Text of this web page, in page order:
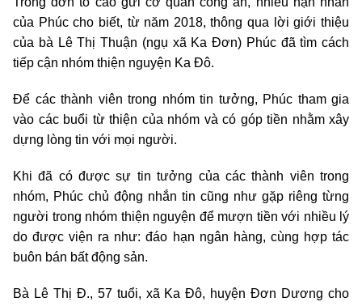
của Phúc cho biết, từ năm 2018, thông qua lời giới thiệu
của bà Lê Thị Thuận (ngụ xã Ka Đơn) Phúc đã tìm cách
tiếp cận nhóm thiện nguyện Ka Đô.
Để các thành viên trong nhóm tin tưởng, Phúc tham gia
vào các buổi từ thiện của nhóm và có góp tiền nhằm xây
dựng lòng tin với mọi người.
Khi đã có được sự tin tưởng của các thành viên trong
nhóm, Phúc chủ động nhắn tin cũng như gặp riêng từng
người trong nhóm thiện nguyện để mượn tiền với nhiều lý
do được viện ra như: đáo hạn ngân hàng, cùng hợp tác
buôn bán bất động sản.
Bà Lê Thị Đ., 57 tuổi, xã Ka Đô, huyện Đơn Dương cho